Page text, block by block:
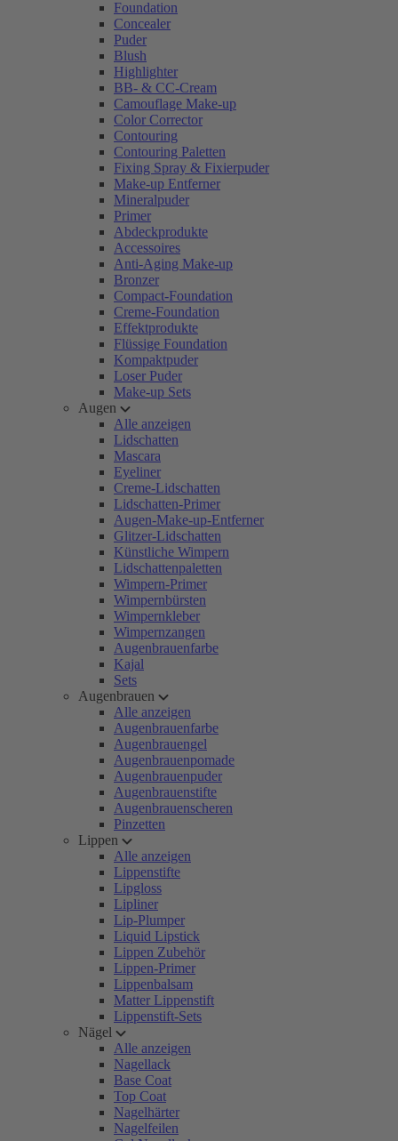
Foundation
Concealer
Puder
Blush
Highlighter
BB- & CC-Cream
Camouflage Make-up
Color Corrector
Contouring
Contouring Paletten
Fixing Spray & Fixierpuder
Make-up Entferner
Mineralpuder
Primer
Abdeckprodukte
Accessoires
Anti-Aging Make-up
Bronzer
Compact-Foundation
Creme-Foundation
Effektprodukte
Flüssige Foundation
Kompaktpuder
Loser Puder
Make-up Sets
Augen
Alle anzeigen
Lidschatten
Mascara
Eyeliner
Creme-Lidschatten
Lidschatten-Primer
Augen-Make-up-Entferner
Glitzer-Lidschatten
Künstliche Wimpern
Lidschattenpaletten
Wimpern-Primer
Wimpernbürsten
Wimpernkleber
Wimpernzangen
Augenbrauenfarbe
Kajal
Sets
Augenbrauen
Alle anzeigen
Augenbrauenfarbe
Augenbrauengel
Augenbrauenpomade
Augenbrauenpuder
Augenbrauenstifte
Augenbrauenscheren
Pinzetten
Lippen
Alle anzeigen
Lippenstifte
Lipgloss
Lipliner
Lip-Plumper
Liquid Lipstick
Lippen Zubehör
Lippen-Primer
Lippenbalsam
Matter Lippenstift
Lippenstift-Sets
Nägel
Alle anzeigen
Nagellack
Base Coat
Top Coat
Nagelhärter
Nagelfeilen